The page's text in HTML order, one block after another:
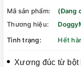
Mã sản phẩm:
(Đang
Thương hiệu:
Tình trạng:
Hết
Xương đúc từ bột